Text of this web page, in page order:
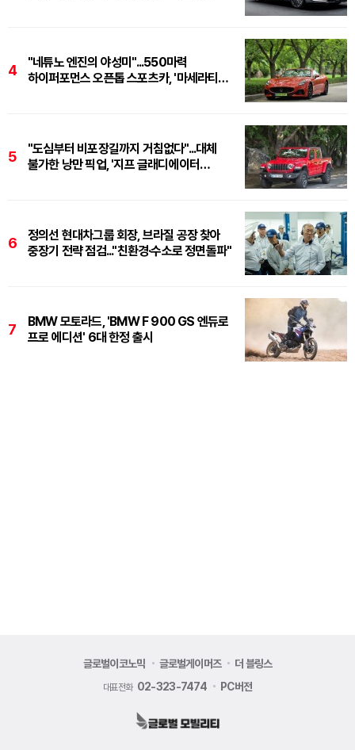
4
"네튜노 엔진의 야성미"...550마력
하이퍼포먼스 오픈톱 스포츠카, '마세라티
5
"도심부터 비포장길까지 거침없다"...대체
불가한 낭만 픽업, '지프 글래디에이터
6
정의선 현대차그룹 회장, 브라질 공장 찾아
중장기 전략 점검..."친환경·수소로 정면돌파"
7
BMW 모토라드, 'BMW F 900 GS 엔듀로
프로 에디션' 6대 한정 출시
글로벌이코노믹 글로벌게이머즈 더 블링스
대표전화 02-323-7474 PC버전